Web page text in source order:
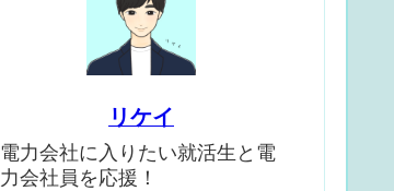
リケイ
電力会社に入りたい就活生と電
力会社員を応援！